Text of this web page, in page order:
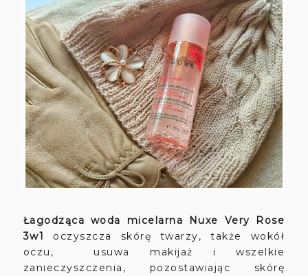
Łagodząca woda micelarna Nuxe Very Rose
3w1
oczyszcza skórę twarzy, także wokół
oczu, usuwa makijaż i wszelkie
zanieczyszczenia, pozostawiając skórę